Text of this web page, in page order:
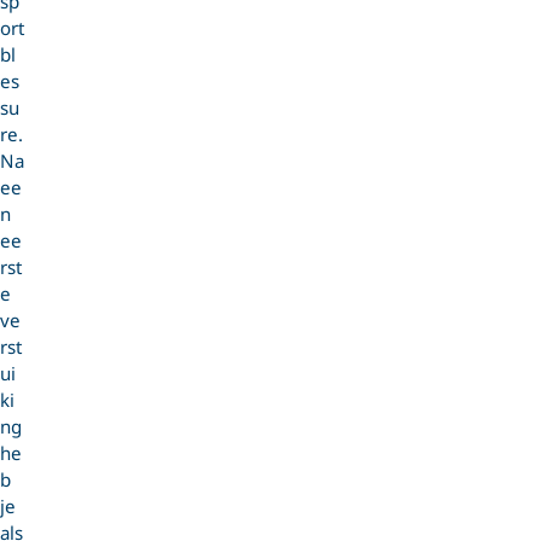
ort
bl
es
su
re.
Na
ee
n
ee
rst
e
ve
rst
ui
ki
ng
he
b
je
als